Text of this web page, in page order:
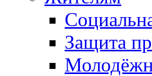
Защита